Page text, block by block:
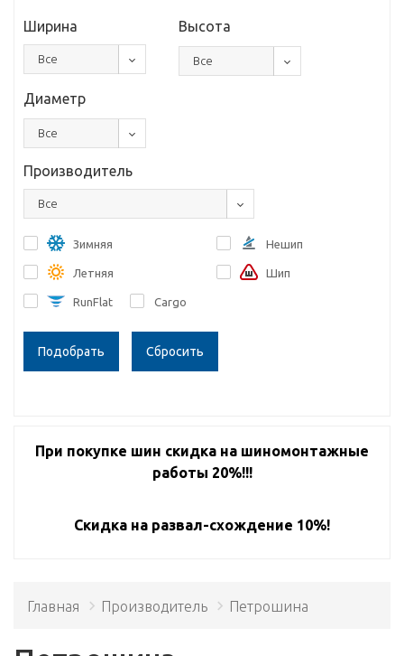
Ширина
Все
Высота
Все
Диаметр
Все
Производитель
Все
Зимняя
Летняя
RunFlat Cargo
Нешип
Шип
Сбросить
При покупке шин скидка на шиномонтажные
работы 20%!!!
Скидка на развал-схождение 10%!
Главная Производитель Петрошина